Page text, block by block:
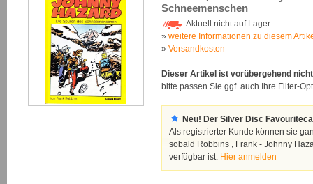
Schneemenschen
Aktuell nicht auf Lager
» weitere Informationen zu diesem
» Versandkosten
Dieser Artikel ist vorübergehend
bitte passen Sie ggf. auch Ihre Filter-
Neu! Der Silver Disc
Als registrierter Kunde können sie
sobald Robbins , Frank - Johnny
verfügbar ist. Hier anmelden